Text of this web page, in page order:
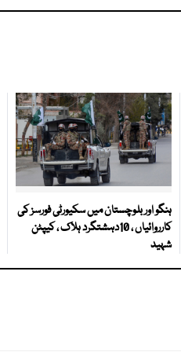
ہنگو اور بلوچستان میں سکیورٹی فورسز کی
کارروائیاں ، 10دہشتگرد ہلاک ، کیپٹن
شہید